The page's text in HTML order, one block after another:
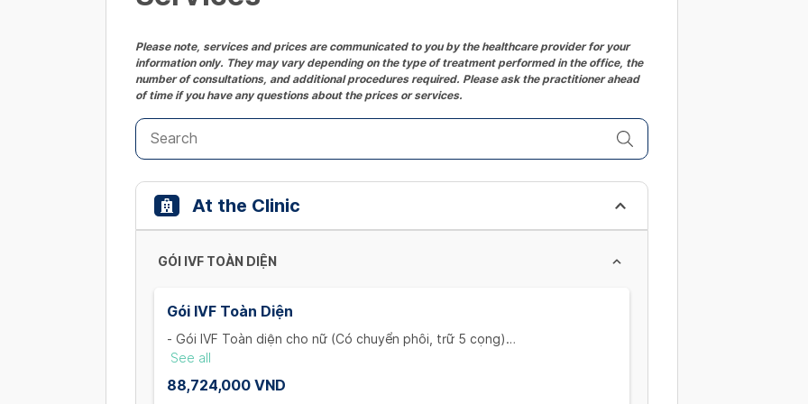
Please note, services and prices are communicated to you by the healthcare provider for your
information only. They may vary depending on the type of treatment performed in the office, the
number of consultations, and additional procedures required. Please ask the practitioner ahead
of time if you have any questions about the prices or services.
At the Clinic
GÓI IVF TOÀN DIỆN
Gói IVF Toàn Diện
- Gói IVF Toàn diện cho nữ (Có chuyển phôi, trữ 5 cọng)
+ Khám và xét nghiệm ban đầu cho vợ: Khám hiếm muộn, siêu âm ngã âm
đạo, trọn bộ xét nghiệm máu (1 Lần)
+ Thăm khám và theo dõi nang noãn: Khám hiếm muộn, Siêu âm ngã âm
See all
88,724,000 VND